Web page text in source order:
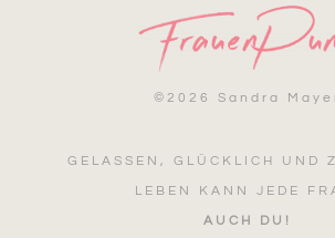
© 2026 Sandra
GELASSEN, GLÜCKLICH UND
LEBEN KANN JEDE
AUCH DU!